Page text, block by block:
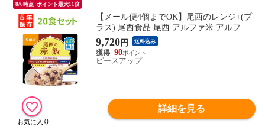
8/6時点_ポイント最大11倍
【メール便4個までOK】尾西のレンジ+(プ
ラス) 尾西食品 尾西 アルファ米 アルファ
ー米 アルファ化米 電子レンジ 時短 非常食
非常食セット 保存食 防災食 保存食セット
おすすめ 登山 キャンプ
9,720円 送料込み
90
ピースアップ
詳細を見る